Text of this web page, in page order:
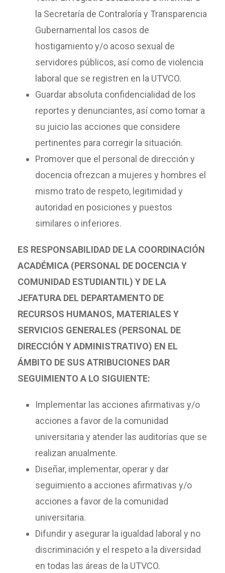
la Secretaría de Contraloría y Transparencia
Gubernamental los casos de
hostigamiento y/o acoso sexual de
servidores públicos, así como de violencia
laboral que se registren en la UTVCO.
Guardar absoluta confidencialidad de los
reportes y denunciantes, así como tomar a
su juicio las acciones que considere
pertinentes para corregir la situación.
Promover que el personal de dirección y
docencia ofrezcan a mujeres y hombres el
mismo trato de respeto, legitimidad y
autoridad en posiciones y puestos
similares o inferiores.
ES RESPONSABILIDAD DE LA COORDINACIÓN
ACADÉMICA (PERSONAL DE DOCENCIA Y
COMUNIDAD ESTUDIANTIL) Y DE LA
JEFATURA DEL DEPARTAMENTO DE
RECURSOS HUMANOS, MATERIALES Y
SERVICIOS GENERALES (PERSONAL DE
DIRECCIÓN Y ADMINISTRATIVO) EN EL
ÁMBITO DE SUS ATRIBUCIONES DAR
SEGUIMIENTO A LO SIGUIENTE:
Implementar las acciones afirmativas y/o
acciones a favor de la comunidad
universitaria y atender las auditorías que se
realizan anualmente.
Diseñar, implementar, operar y dar
seguimiento a acciones afirmativas y/o
acciones a favor de la comunidad
universitaria.
Difundir y asegurar la igualdad laboral y no
discriminación y el respeto a la diversidad
en todas las áreas de la UTVCO.